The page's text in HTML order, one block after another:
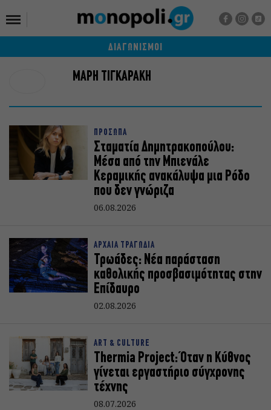
ΔΙΑΓΩΝΙΣΜΟΙ
ΜΑΡΗ ΤΙΓΚΑΡΑΚΗ
ΠΡΟΣΩΠΑ
Σταματία Δημητρακοπούλου:
Μέσα από την Μπιενάλε
Κεραμικής ανακάλυψα μια Ρόδο
που δεν γνώριζα
06.08.2026
ΑΡΧΑΙΑ ΤΡΑΓΩΔΙΑ
Τρωάδες: Νέα παράσταση
καθολικής προσβασιμότητας στην
Επίδαυρο
02.08.2026
ART & CULTURE
Thermia Project: Όταν η Κύθνος
γίνεται εργαστήριο σύγχρονης
τέχνης
08.07.2026